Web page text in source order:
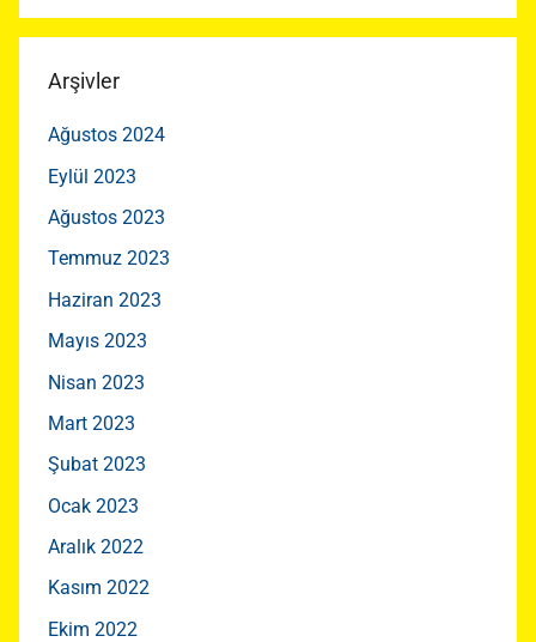
Arşivler
Ağustos 2024
Eylül 2023
Ağustos 2023
Temmuz 2023
Haziran 2023
Mayıs 2023
Nisan 2023
Mart 2023
Şubat 2023
Ocak 2023
Aralık 2022
Kasım 2022
Ekim 2022